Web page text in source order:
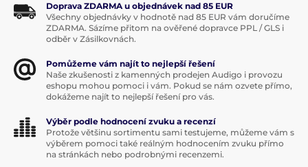
Doprava ZDARMA u objednávek nad 85 EUR
Všechny objednávky v hodnotě nad 85 EUR vám doručíme
ZDARMA. Sázíme přitom na ověřené dopravce PPL / GLS i
odběr v Zásilkovnách.
Pomůžeme vám najít to nejlepší řešení
Naše zkušenosti z kamenných prodejen Audigo i provozu
eshopu mohou pomoci i vám. Pokud se nám ozvete přímo,
dokážeme najít to nejlepší řešení pro vás.
Výběr podle hodnocení zvuku a recenzí
Protože většinu sortimentu sami testujeme, můžeme vám s
výběrem pomoci také reálným hodnocením zvuku přímo
na stránkách nebo podrobnými recenzemi.